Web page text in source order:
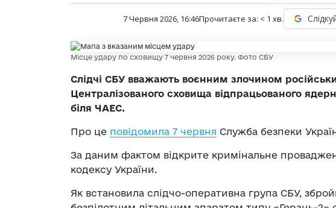
7 Червня 2026, 16:46Прочитаєте за: < 1 хв.
Місце удару по сховищу 7 червня 2026 року. Фото СБУ
Слідчі СБУ вважають воєнним злочином
Централізованого сховища відпрацьованого
біля ЧАЕС.
Про це повідомила 7 червня Служба безпеки
За даним фактом відкрите кримінальне
кодексу України.
Як встановила слідчо-оперативна група СБУ,